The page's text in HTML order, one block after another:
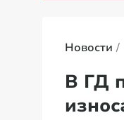
Новости
В ГД